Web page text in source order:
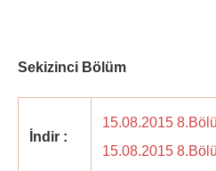
Sekizinci Bölüm
İndir :
15.08.2015
15.08.2015